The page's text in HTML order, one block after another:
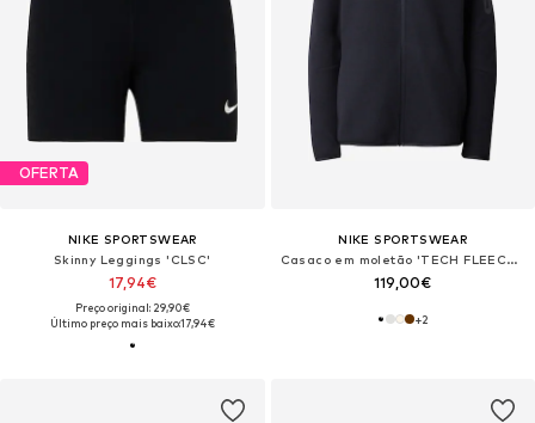
OFERTA
NIKE SPORTSWEAR
Skinny Leggings 'CLSC'
17,94€
Preço original: 29,90€
Último preço mais baixo:17,94€
NIKE SPORTSWEAR
Casaco em moletão 'TECH FLEECE 2'
119,00€
+2